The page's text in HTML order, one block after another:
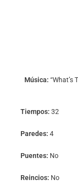
Música: “What’s
Tiempos: 32
Paredes: 4
Puentes: No
Reincios: No